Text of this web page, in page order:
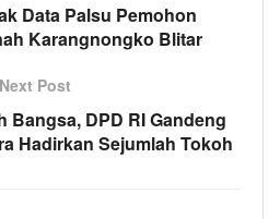
Data Palsu Pemohon
Karangnongko Blitar
Next Post
Bangsa, DPD RI Gandeng
Hadirkan Sejumlah Tokoh